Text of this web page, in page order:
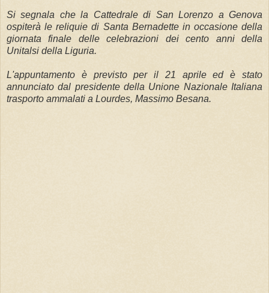
Si segnala che la Cattedrale di San Lorenzo a Genova
ospiterà le reliquie di Santa Bernadette in occasione della
giornata finale delle celebrazioni dei cento anni della
Unitalsi della Liguria.
L'appuntamento è previsto per il 21 aprile ed è stato
annunciato dal presidente della Unione Nazionale Italiana
trasporto ammalati a Lourdes, Massimo Besana.